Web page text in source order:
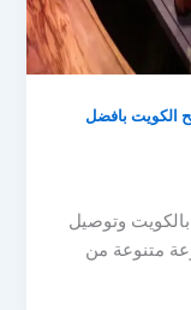
الكويت بافضل
وتوصيل
متنوعة من